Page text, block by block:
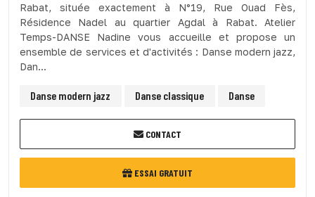
Rabat, située exactement à N°19, Rue Ouad Fès,
Résidence Nadel au quartier Agdal à Rabat. Atelier
Temps-DANSE Nadine vous accueille et propose un
ensemble de services et d'activités : Danse modern jazz,
Dan...
Danse modern jazz Danse classique Danse
CONTACT
ESSAI GRATUIT